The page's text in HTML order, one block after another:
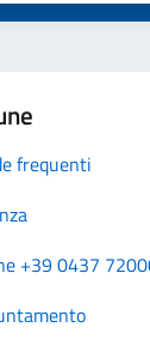
frequenti
+39 0437